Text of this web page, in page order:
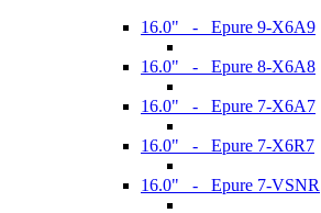
16.0" - Epure 9-X6A9
16.0" - Epure 8-X6A8
16.0" - Epure 7-X6A7
16.0" - Epure 7-X6R7
16.0" - Epure 7-VSNR